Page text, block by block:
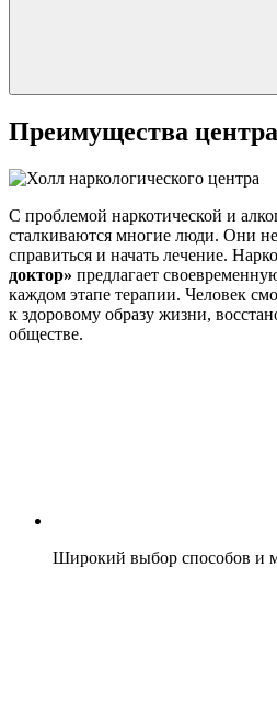
Преимущества центра
С проблемой наркотической и
сталкиваются многие люди. Они
справиться и начать лечение.
доктор» предлагает
каждом этапе терапии. Человек
к здоровому образу жизни,
обществе.
Широкий выбор способов и